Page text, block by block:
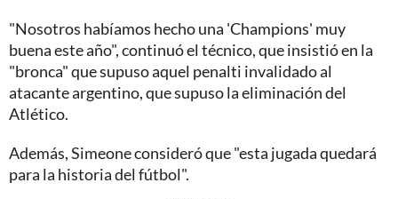
"Nosotros habíamos hecho una 'Champions' muy
buena este año", continuó el técnico, que insistió en la
"bronca" que supuso aquel penalti invalidado al
atacante argentino, que supuso la eliminación del
Atlético.
Además, Simeone consideró que "esta jugada quedará
para la historia del fútbol".